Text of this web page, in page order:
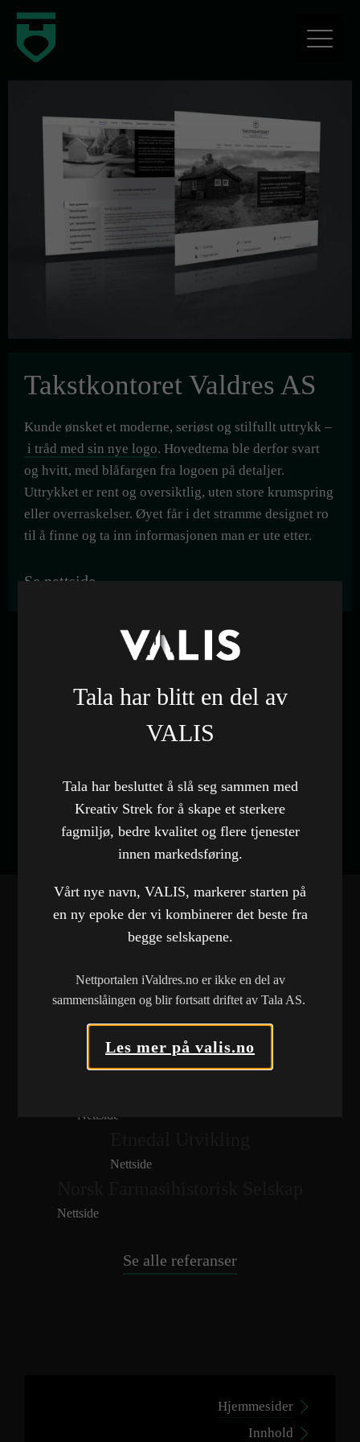
Takstkontoret Valdres AS
Kunde ønsket et moderne, seriøst og stilfullt uttrykk –
i tråd med sin nye logo. Hovedtema ble derfor svart
og hvitt, med blåfargen fra logoen på detaljer.
Uttrykket er rent og oversiktlig, uten store krumspring
eller overraskelser. Øyet får i det stramme designet ro
til å finne og ta inn informasjonen man er ute etter.
Se nettside
FLERE REFERANSER
Norwegian Bulk Carriers AS
Brødrene Dokken AS
Nettside
\VARE
Nettside
Nettside
Nettside
Nettside
Se alle referanser
Tala har blitt en del av
VALIS
Tala har besluttet å slå seg sammen med
Kreativ Strek for å skape et sterkere
fagmiljø, bedre kvalitet og flere tjenester
innen markedsføring.
Vårt nye navn, VALIS, markerer starten på
en ny epoke der vi kombinerer det beste fra
begge selskapene.
Nettportalen iValdres.no er ikke en del av
sammenslåingen og blir fortsatt driftet av Tala AS.
Les mer på valis.no
Hjemmesider
Innhold